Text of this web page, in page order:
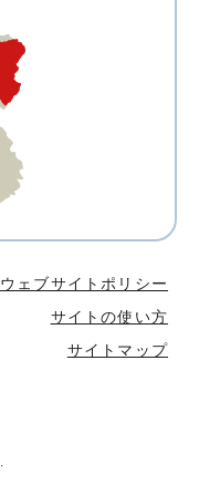
ウェブサイトポリシー
サイトの使い方
サイトマップ